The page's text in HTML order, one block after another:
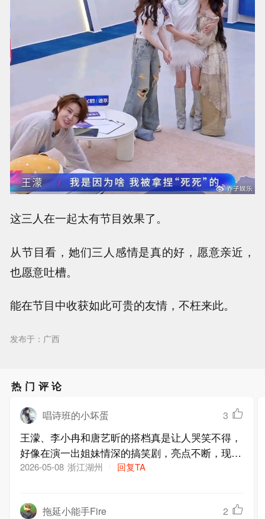
这三人在一起太有节目效果了。
从节目看，她们三人感情是真的好，愿意亲近，
也愿意吐槽。
能在节目中收获如此可贵的友情，不枉来此。
发布于：广西
热门评论
唱诗班的小坏蛋 3
王濛、李小冉和唐艺昕的搭档真是让人哭笑不得，
好像在演一出姐妹情深的搞笑剧，亮点不断，现场
氛围一下子热闹起来
2026-05-08 浙江湖州 回复TA
拖延小能手Fire 2